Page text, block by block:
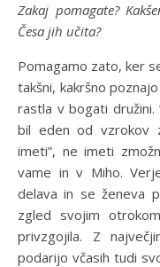
Zakaj pomagate?
Česa jih učita?
Pomagamo zato, ker
takšni, kakršno
rastla v bogati družini.
bil eden od vzrokov
imeti”, ne imeti
vame in v Miho.
delava in se ženeva
zgled svojim
privzgojila. Z
podarijo včasih tudi